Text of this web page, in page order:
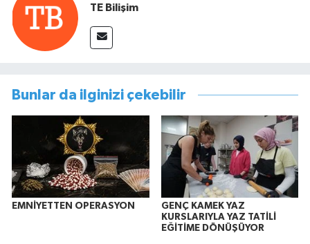
TE Bilişim
Bunlar da ilginizi çekebilir
EMNİYETTEN OPERASYON
GENÇ KAMEK YAZ
KURSLARIYLA YAZ TATİLİ
EĞİTİME DÖNÜŞÜYOR